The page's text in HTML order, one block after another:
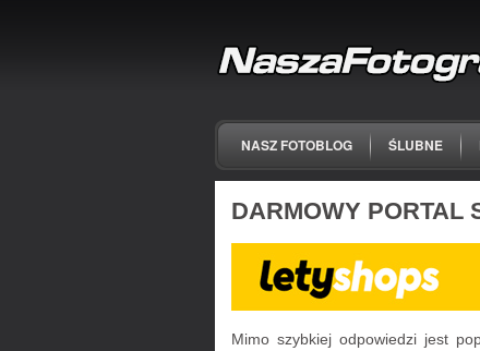
NASZ FOTOBLOG ŚLUBNE
DARMOWY PORTAL
Mimo szybkiej odpowiedzi jest